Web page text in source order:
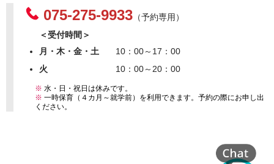
075-275-9933 （予約専用）
＜受付時間＞
月・木・金・土
10：00～17：00
火
10：00～20：00
※ 水・日・祝日は休みです。
※ 一時保育（４カ月～就学前）を利用できます。予約の際にお申し出
ください。